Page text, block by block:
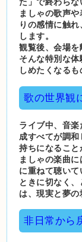
ましゃの歌声
りの感情に触
します。
観覧後、会場を
そんな特別な
しめたくなるも
歌の世界観
ライブ中、音
成すべてが調
持ちになること
ましゃの楽曲
に重ねて聴いて
ときに切なく
は、現実と夢の
非日常から